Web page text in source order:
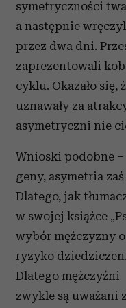
symetryczności
a następnie
przez dwa dni.
zaprezentowali
cyklu. Okazało się,
uznawały za
asymetryczni nie
Wnioski podobne
geny, asymetria
Dlatego, jak
w swojej książce
wybór mężczyzny
ryzyko
Dlatego
zwykle są uważani